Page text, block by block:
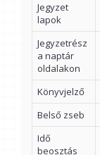
Jegyzet
lapok
Jegyzetrész
a naptár
oldalakon
Könyvjelző
Belső zseb
Idő
beosztás